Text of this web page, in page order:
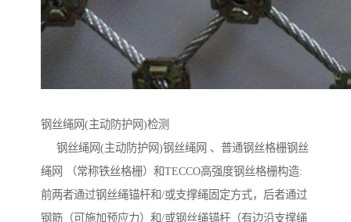
钢丝绳网(主动防护网)检测
钢丝绳网(主动防护网)钢丝绳网 、普通钢丝格栅钢丝
绳网 （常称铁丝格栅）和TECCO高强度钢丝格栅构造:
前两者通过钢丝绳锚杆和/或支撑绳固定方式，后者通过
钢筋（可施加预应力）和/或钢丝绳锚杆（有边沿支撑绳